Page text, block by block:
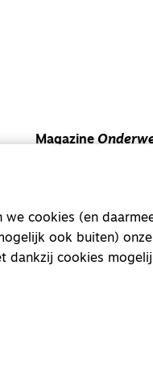
Magazine
Magazine
Kvk-nummer
cookies (en
ook buiten)
dankzij cookies